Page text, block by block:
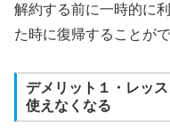
解約する前に一時的に
た時に復帰することがで
デメリット１・レッ
使えなくなる